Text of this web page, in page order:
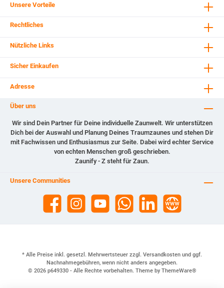
Unsere Vorteile
Rechtliches
Nützliche Links
Sicher Einkaufen
Adresse
Über uns
Wir sind Dein Partner für Deine individuelle Zaunwelt. Wir unterstützen
Dich bei der Auswahl und Planung Deines Traumzaunes und stehen Dir
mit Fachwissen und Enthusiasmus zur Seite. Dabei wird echter Service
von echten Menschen groß geschrieben.
Zaunify - Z steht für Zaun.
Unsere Communities
* Alle Preise inkl. gesetzl. Mehrwertsteuer zzgl. Versandkosten und ggf.
Nachnahmegebühren, wenn nicht anders angegeben.
© 2026 p649330 - Alle Rechte vorbehalten. Theme by ThemeWare®